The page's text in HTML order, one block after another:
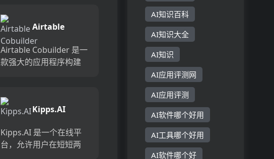
Airtable
Cobuilder
Airtable Cobuilder 是一
款强大的应用程序构建
帮助用户快速创建和管
理数据。它允许用户连
Kipps.AI
Kipps.AI 是一个在线平
台，允许用户在短短两
AI知识百科
AI知识大全
AI知识
AI应用评测网
AI应用评测
AI软件哪个好用
AI工具哪个好用
AI软件哪个好